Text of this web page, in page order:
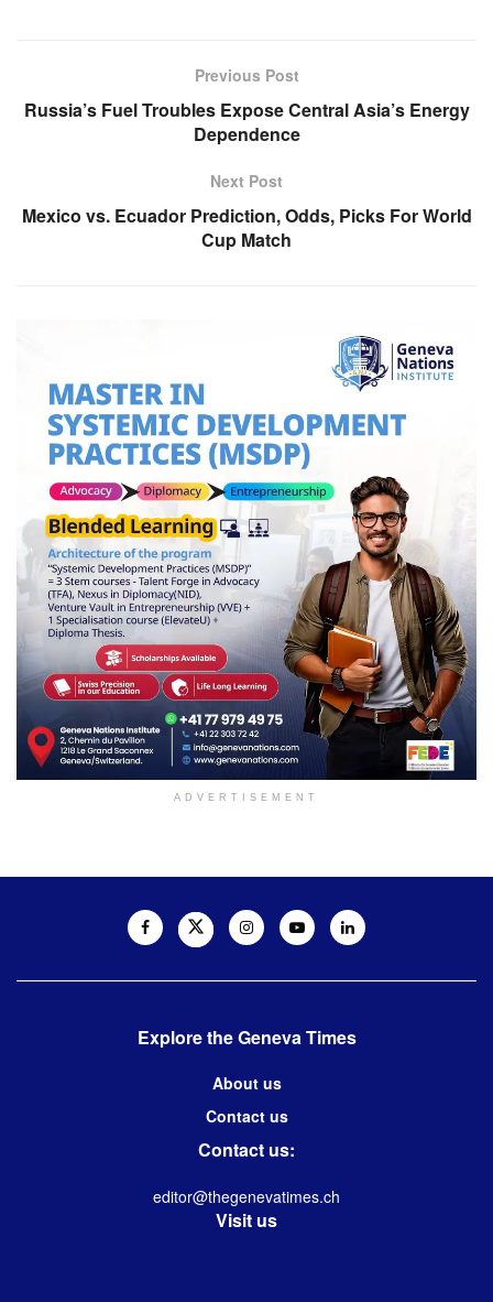
Previous Post
Russia’s Fuel Troubles Expose Central Asia’s Energy
Dependence
Next Post
Mexico vs. Ecuador Prediction, Odds, Picks For World
Cup Match
ADVERTISEMENT
Explore the Geneva Times
About us
Contact us
Contact us:
editor@thegenevatimes.ch
Visit us